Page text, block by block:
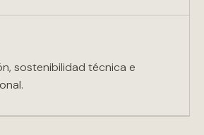
sostenibilidad técnica e